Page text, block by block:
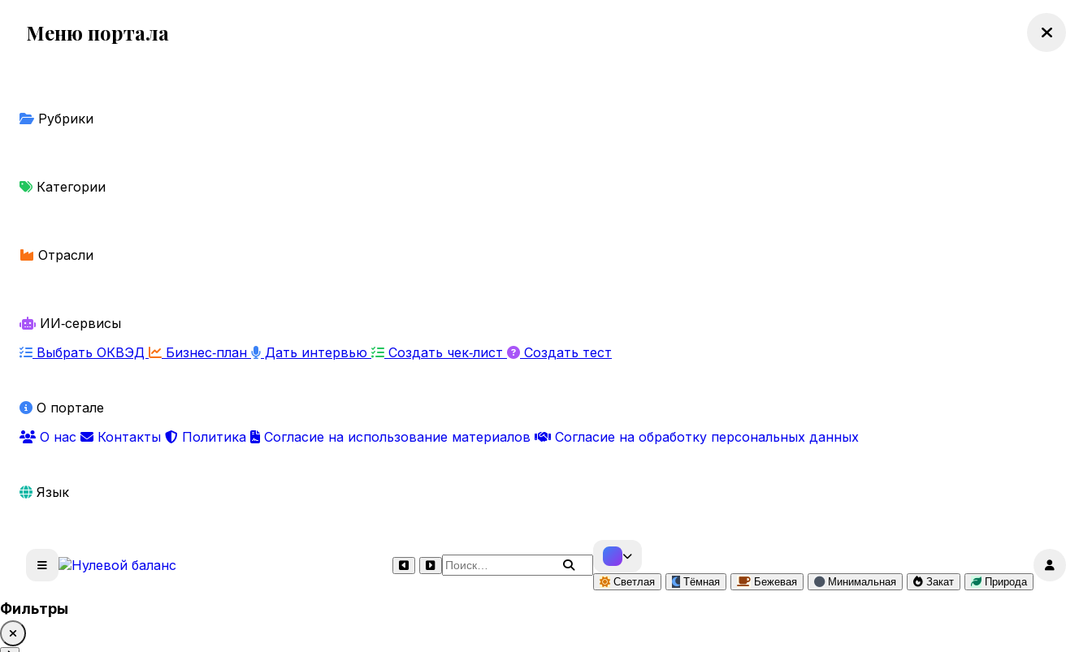
Меню портала
Рубрики
Категории
Отрасли
ИИ‑сервисы
Выбрать ОКВЭД
Бизнес‑план Дать интервью Создать чек‑лист Создать тест
О портале
О нас
Контакты Политика Согласие на использование материалов Согласие на обработку персональных данных
Язык
Поиск по сайту
Светлая Тёмная Бежевая Минимальная Закат Природа
Фильтры